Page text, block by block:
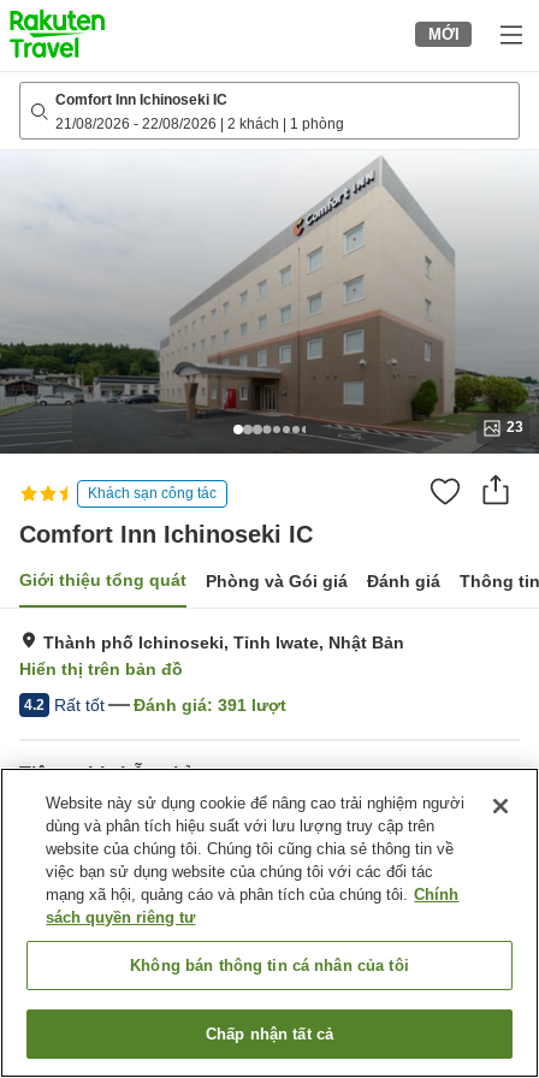
to
top
page
MỚI
Comfort Inn Ichinoseki IC
21/08/2026 - 22/08/2026 2 khách 1 phòng
23
Khách sạn công tác
Comfort Inn Ichinoseki IC
Giới thiệu tổng quát Phòng và Gói giá Đánh giá Thông
Thành phố Ichinoseki, Tỉnh Iwate, Nhật Bản
Hiển thị trên bản đồ
4.2 Rất tốt Đánh giá: 391 lượt
Tiện nghi chỗ nghỉ
Wi-Fi
Lounge
Hoàn toàn không hút thuốc
Máy nước lọc
Trang chủ Nhật Bản Tỉnh Iwate
Thành phố Ichinoseki
Comfort Inn Ichinoseki IC
Tìm phòng trống
Website này sử dụng cookie để nâng cao trải nghiệm người
dùng và phân tích hiệu suất với lưu lượng truy cập trên
website của chúng tôi. Chúng tôi cũng chia sẻ thông tin về
việc bạn sử dụng website của chúng tôi với các đối tác
mạng xã hội, quảng cáo và phân tích của chúng tôi. Chính
sách quyền riêng tư
Không bán thông tin cá nhân của tôi
Chấp nhận tất cả